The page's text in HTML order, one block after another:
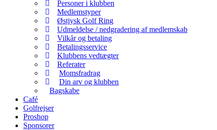
Personer i klubben
Medlemstyper
Østjysk Golf Ring
Udmeldelse / nedgradering af medlemskab
Vilkår og betaling
Betalingsservice
Klubbens vedtægter
Referater
Momsfradrag
Din arv og klubben
Bagskabe
Café
Golfrejser
Proshop
Sponsorer